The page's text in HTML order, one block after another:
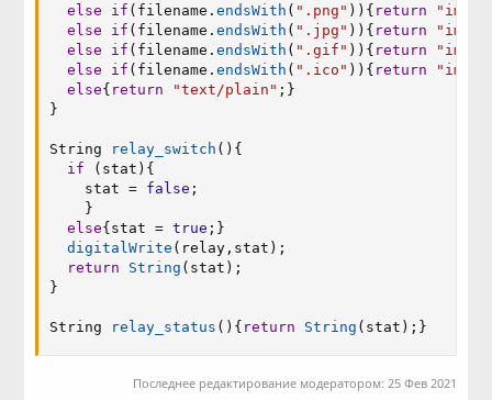
else
if ( filename .endsWith ( ".png" ) ) { return
else
if ( filename .endsWith ( ".jpg" ) ) { return
else
if ( filename .endsWith ( ".gif" ) ) { return
else
if ( filename .endsWith ( ".ico" ) ) { return
else{ return "text/plain" ; }
}
String relay_switch ( ) {
if
( stat ) {
    stat
= false ;
}
else{ stat = true ; }
digitalWrite ( relay , stat ) ;
return
String ( stat ) ;
}
String relay_status ( ) { return String ( stat ) ; }
Последнее редактирование модератором: 25 Фев 2021